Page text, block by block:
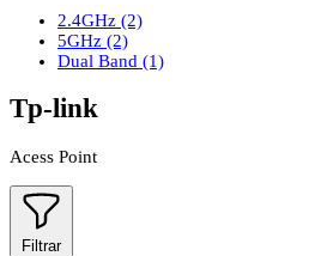
2.4GHz (2)
5GHz (2)
Dual Band (1)
Tp-link
Acess Point
Filtrar